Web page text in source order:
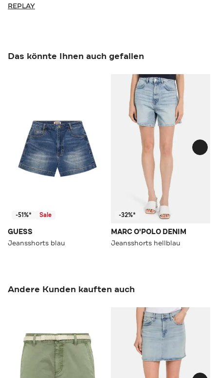
REPLAY
Das könnte Ihnen auch gefallen
-51%* Sale
GUESS
Jeansshorts blau
-32%*
MARC O'POLO DENIM
Jeansshorts hellblau
Andere Kunden kauften auch